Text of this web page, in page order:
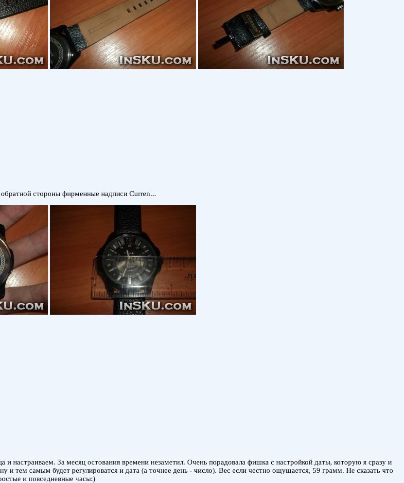
стороны фирменные надписи Curren...
и настраиваем. За месяц остования времени незаметил. Очень порадовала фишка с настройкой даты, которую я сразу и
и тем самым будет регулироватся и дата (а точнее день - число). Вес если честно ощущается, 59 грамм. Не сказать что
и повседневные часы:)